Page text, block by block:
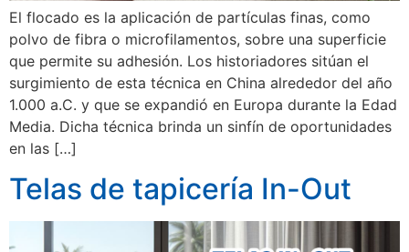
El flocado es la aplicación de partículas finas, como
polvo de fibra o microfilamentos, sobre una superficie
que permite su adhesión. Los historiadores sitúan el
surgimiento de esta técnica en China alrededor del año
1.000 a.C. y que se expandió en Europa durante la Edad
Media. Dicha técnica brinda un sinfín de oportunidades
en las […]
Telas de tapicería In-Out